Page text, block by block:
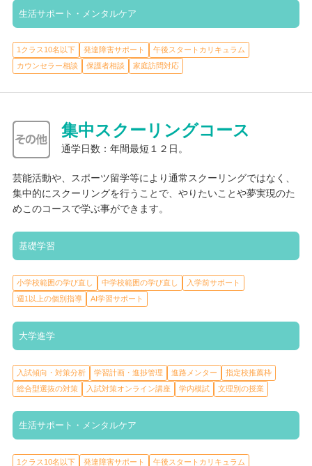
生活サポート・メンタルケア
1クラス10名以下 発達障害サポート
午後スタートカリキュラム
カウンセラー相談
保護者相談 家庭訪問対応
集中スクーリングコース
通学日数：年間最短１２日。
芸能活動や、スポーツ留学等により通常スクーリングではなく、
集中的にスクーリングを行うことで、やりたいことや夢実現のた
めこのコースで学ぶ事ができます。
基礎学習
小学校範囲の学び直し 中学校範囲の学び直し
入学前サポート
週1以上の個別指導
AI学習サポート
大学進学
入試傾向・対策分析 学習計画・進捗管理 進路メンター
指定校推薦枠
総合型選抜の対策
入試対策オンライン講座 学内模試 文理別の授業
生活サポート・メンタルケア
1クラス10名以下 発達障害サポート 午後スタートカリキュラム